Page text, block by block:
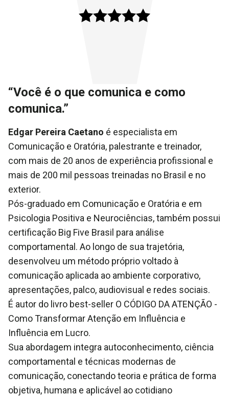
“Você é o que comunica e como
comunica.”
Edgar Pereira Caetano é especialista em
Comunicação e Oratória, palestrante e treinador,
com mais de 20 anos de experiência profissional e
mais de 200 mil pessoas treinadas no Brasil e no
exterior.
Pós-graduado em Comunicação e Oratória e em
Psicologia Positiva e Neurociências, também possui
certificação Big Five Brasil para análise
comportamental. Ao longo de sua trajetória,
desenvolveu um método próprio voltado à
comunicação aplicada ao ambiente corporativo,
apresentações, palco, audiovisual e redes sociais.
É autor do livro best-seller O CÓDIGO DA ATENÇÃO -
Como Transformar Atenção em Influência e
Influência em Lucro.
Sua abordagem integra autoconhecimento, ciência
comportamental e técnicas modernas de
comunicação, conectando teoria e prática de forma
objetiva, humana e aplicável ao cotidiano